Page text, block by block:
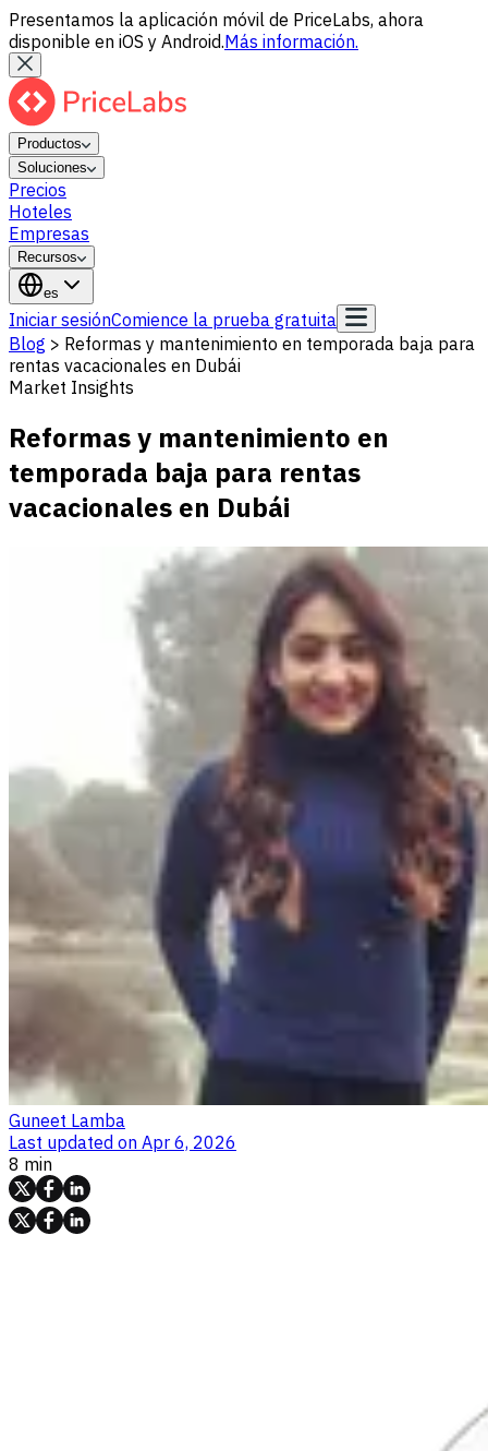
Presentamos la aplicación móvil de PriceLabs, ahora
disponible en iOS y Android.Más información.
Productos
Soluciones
Precios
Hoteles
Empresas
Recursos
es
Iniciar sesiónComience la prueba gratuita
Blog > Reformas y mantenimiento en temporada baja para
rentas vacacionales en Dubái
Market Insights
Reformas y mantenimiento en
temporada baja para rentas
vacacionales en Dubái
Guneet Lamba
Last updated on Apr 6, 2026
8 min